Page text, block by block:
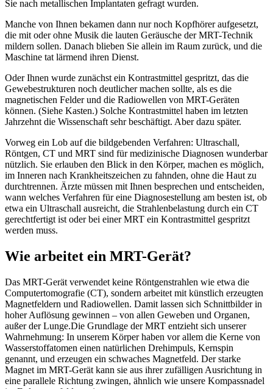
Sie nach metallischen Implantaten gefragt wurden.
Manche von Ihnen bekamen dann nur noch Kopfhörer aufgesetzt,
die mit oder ohne Musik die lauten Geräusche der MRT-Technik
mildern sollen. Danach blieben Sie allein im Raum zurück, und die
Maschine tat lärmend ihren Dienst.
Oder Ihnen wurde zunächst ein Kontrastmittel gespritzt, das die
Gewebestrukturen noch deutlicher machen sollte, als es die
magnetischen Felder und die Radiowellen von MRT-Geräten
können. (Siehe Kasten.) Solche Kontrastmittel haben im letzten
Jahrzehnt die Wissenschaft sehr beschäftigt. Aber dazu später.
Vorweg ein Lob auf die bildgebenden Verfahren: Ultraschall,
Röntgen, CT und MRT sind für medizinische Diagnosen wunderbar
nützlich. Sie erlauben den Blick in den Körper, machen es möglich,
im Inneren nach Krankheitszeichen zu fahnden, ohne die Haut zu
durchtrennen. Ärzte müssen mit Ihnen besprechen und entscheiden,
wann welches Verfahren für eine Diagnosestellung am besten ist, ob
etwa ein Ultraschall ausreicht, die Strahlenbelastung durch ein CT
gerechtfertigt ist oder bei einer MRT ein Kontrastmittel gespritzt
werden muss.
Wie arbeitet ein MRT-Gerät?
Das MRT-Gerät verwendet keine Röntgenstrahlen wie etwa die
Computertomografie (CT), sondern arbeitet mit künstlich erzeugten
Magnetfeldern und Radiowellen. Damit lassen sich Schnittbilder in
hoher Auflösung gewinnen – von allen Geweben und Organen,
außer der Lunge.Die Grundlage der MRT entzieht sich unserer
Wahrnehmung: In unserem Körper haben vor allem die Kerne von
Wasserstoffatomen einen natürlichen Drehimpuls, Kernspin
genannt, und erzeugen ein schwaches Magnetfeld. Der starke
Magnet im MRT-Gerät kann sie aus ihrer zufälligen Ausrichtung in
eine parallele Richtung zwingen, ähnlich wie unsere Kompassnadel